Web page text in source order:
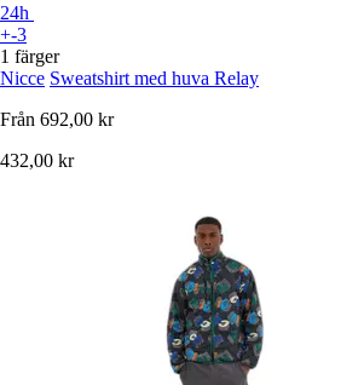
24h
+-3
1 färger
Nicce Sweatshirt med huva Relay
Från 692,00 kr
432,00 kr